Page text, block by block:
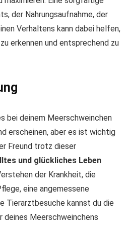
der Nahrungsaufnahme, der
Verhaltens kann dabei helfen,
erkennen und entsprechend zu
bei deinem Meerschweinchen
erscheinen, aber es ist wichtig
Freund trotz dieser
und glückliches Leben
der Krankheit, die
eine angemessene
Tierarztbesuche kannst du die
deines Meerschweinchens